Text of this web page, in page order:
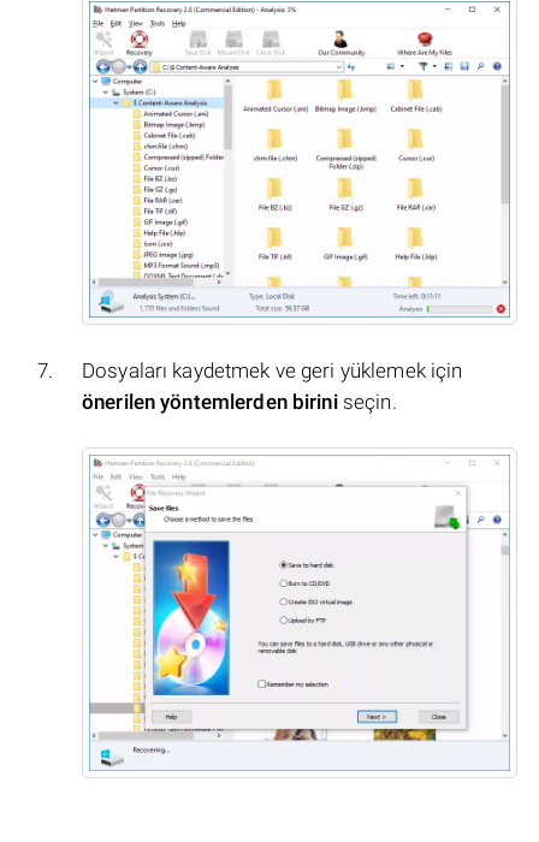
Dosyaları kaydetmek ve geri yüklemek için
önerilen yöntemlerden biriniseçin.